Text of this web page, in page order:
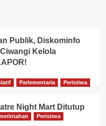
Publik, Diskominfo
Kelola
Parlementaria Peristiwa
Night Mart Ditutup
Peristiwa